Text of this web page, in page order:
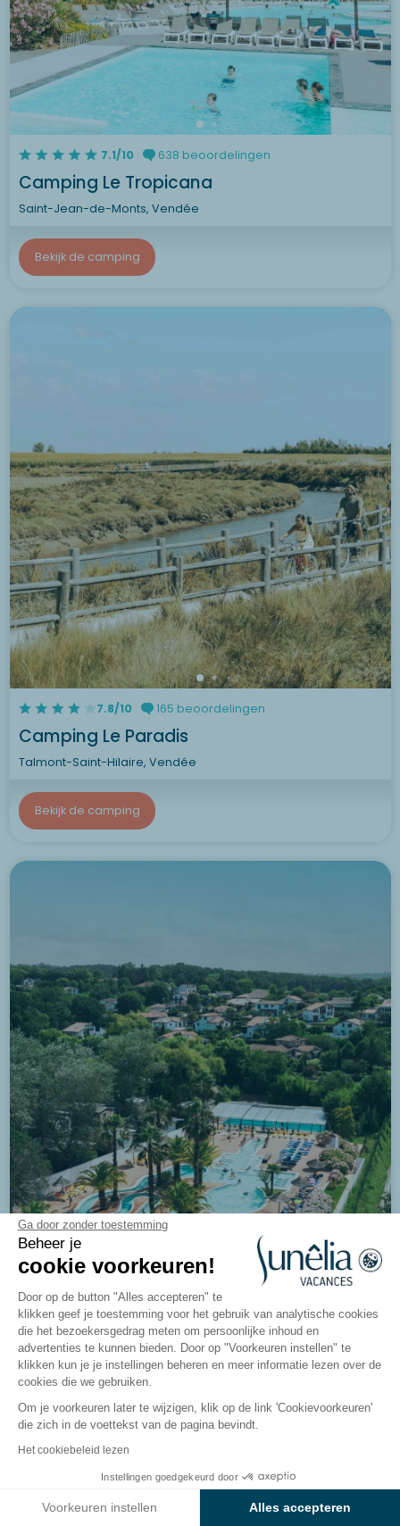
Ga door zonder toestemming
Beheer je
cookie voorkeuren!
Door op de button "Alles accepteren" te
klikken geef je toestemming voor het gebruik van analytische cookies
die het bezoekersgedrag meten om persoonlijke inhoud en
advertenties te kunnen bieden. Door op "Voorkeuren instellen" te
klikken kun je je instellingen beheren en meer informatie lezen over de
cookies die we gebruiken.
Om je voorkeuren later te wijzigen, klik op de link 'Cookievoorkeuren'
die zich in de voettekst van de pagina bevindt.
Het cookiebeleid lezen
Instellingen goedgekeurd door
Voorkeuren instellen Alles accepteren
7.1/10 638 beoordelingen
Camping Le Tropicana
Saint-Jean-de-Monts, Vendée
Bekijk de camping
7.8/10 165 beoordelingen
Camping Le Paradis
Talmont-Saint-Hilaire, Vendée
Bekijk de camping
7.8/10 566 beoordelingen
Camping Le Ruisseau
Bidart, Pays-Basque
Bekijk de camping
Gouden Sunny
Bekijk de resultaten op de kaart